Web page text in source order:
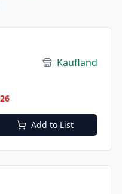
Kaufland
Add to List